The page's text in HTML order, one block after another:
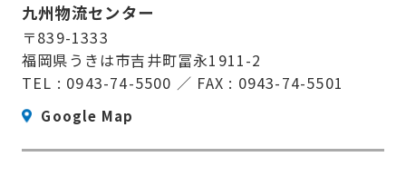
九州物流センター
〒839-1333
福岡県うきは市吉井町冨永1911-2
TEL : 0943-74-5500 ／ FAX : 0943-74-5501
Google Map